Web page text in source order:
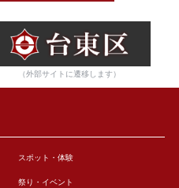
（外部サイトに遷移します）
スポット・体験
祭り・イベント